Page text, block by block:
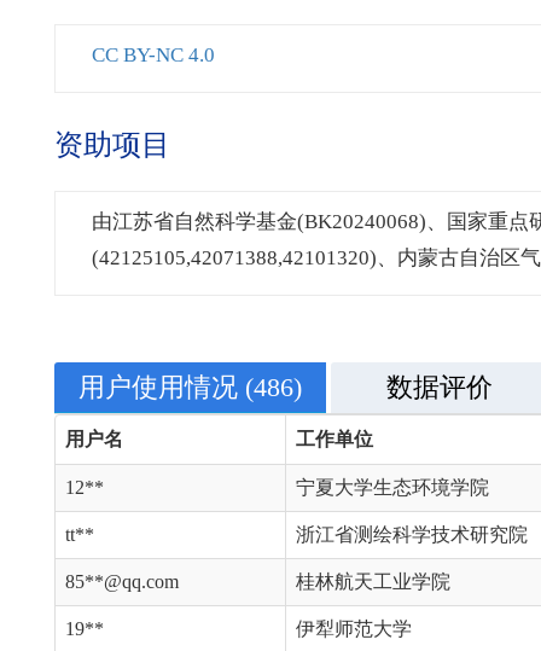
CC BY-NC 4.0
资助项目
由江苏省自然科学基金(BK20240068)、国家重
(42125105,42071388,42101320)、内蒙古自治区
用户使用情况 (486) 数据评价
用户名 工作单位
12** 宁夏大学生态环境学院
tt** 浙江省测绘科学技术研究院
85**@qq.com 桂林航天工业学院
19** 伊犁师范大学